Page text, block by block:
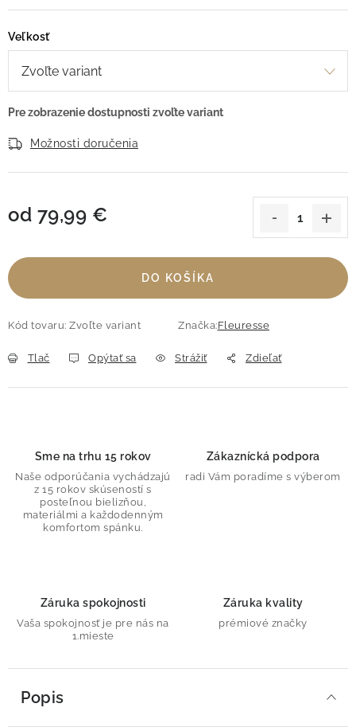
Veľkosť
Možnosti doručenia
od 79,99 €
DO KOŠÍKA
Kód tovaru: Zvoľte variant Značka:Fleuresse
Tlač Opýtať sa Strážiť Zdieľať
Sme na trhu 15 rokov
Naše odporúčania vychádzajú
z 15 rokov skúseností s
posteľnou bielizňou,
materiálmi a každodenným
komfortom spánku.
Zákaznícká podpora
radi Vám poradíme s výberom
Záruka spokojnosti
Vaša spokojnosť je pre nás na
1.mieste
Záruka kvality
prémiové značky
Popis